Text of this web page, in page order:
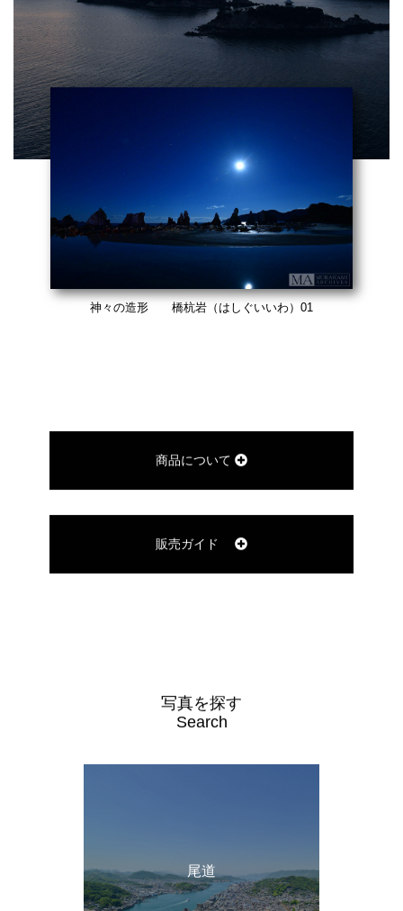
神々の造形 橋杭岩（はしぐいいわ）01
商品について
販売ガイド
写真を探す
Search
尾道